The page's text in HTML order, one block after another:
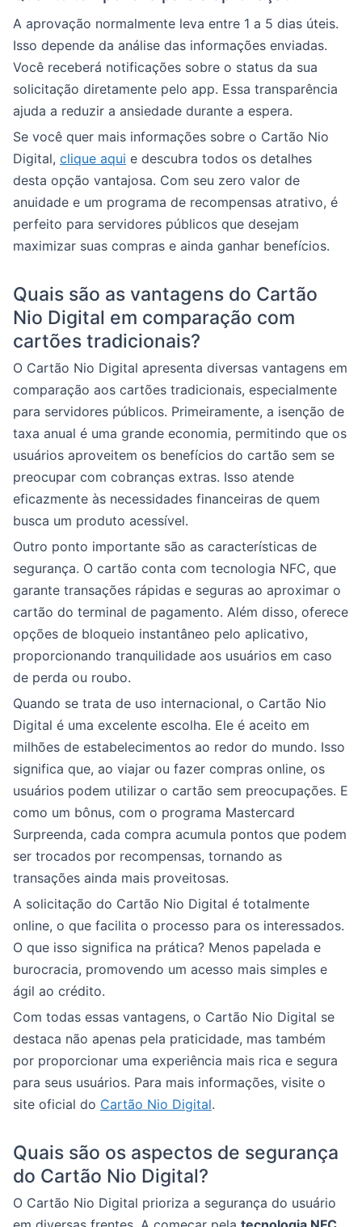
A aprovação normalmente leva entre 1 a 5 dias úteis.
Isso depende da análise das informações enviadas.
Você receberá notificações sobre o status da sua
solicitação diretamente pelo app. Essa transparência
ajuda a reduzir a ansiedade durante a espera.
Se você quer mais informações sobre o Cartão Nio
Digital, clique aqui e descubra todos os detalhes
desta opção vantajosa. Com seu zero valor de
anuidade e um programa de recompensas atrativo, é
perfeito para servidores públicos que desejam
maximizar suas compras e ainda ganhar benefícios.
Quais são as vantagens do Cartão
Nio Digital em comparação com
cartões tradicionais?
O Cartão Nio Digital apresenta diversas vantagens em
comparação aos cartões tradicionais, especialmente
para servidores públicos. Primeiramente, a isenção de
taxa anual é uma grande economia, permitindo que os
usuários aproveitem os benefícios do cartão sem se
preocupar com cobranças extras. Isso atende
eficazmente às necessidades financeiras de quem
busca um produto acessível.
Outro ponto importante são as características de
segurança. O cartão conta com tecnologia NFC, que
garante transações rápidas e seguras ao aproximar o
cartão do terminal de pagamento. Além disso, oferece
opções de bloqueio instantâneo pelo aplicativo,
proporcionando tranquilidade aos usuários em caso
de perda ou roubo.
Quando se trata de uso internacional, o Cartão Nio
Digital é uma excelente escolha. Ele é aceito em
milhões de estabelecimentos ao redor do mundo. Isso
significa que, ao viajar ou fazer compras online, os
usuários podem utilizar o cartão sem preocupações. E
como um bônus, com o programa Mastercard
Surpreenda, cada compra acumula pontos que podem
ser trocados por recompensas, tornando as
transações ainda mais proveitosas.
A solicitação do Cartão Nio Digital é totalmente
online, o que facilita o processo para os interessados.
O que isso significa na prática? Menos papelada e
burocracia, promovendo um acesso mais simples e
ágil ao crédito.
Com todas essas vantagens, o Cartão Nio Digital se
destaca não apenas pela praticidade, mas também
por proporcionar uma experiência mais rica e segura
para seus usuários. Para mais informações, visite o
site oficial do Cartão Nio Digital.
Quais são os aspectos de segurança
do Cartão Nio Digital?
O Cartão Nio Digital prioriza a segurança do usuário